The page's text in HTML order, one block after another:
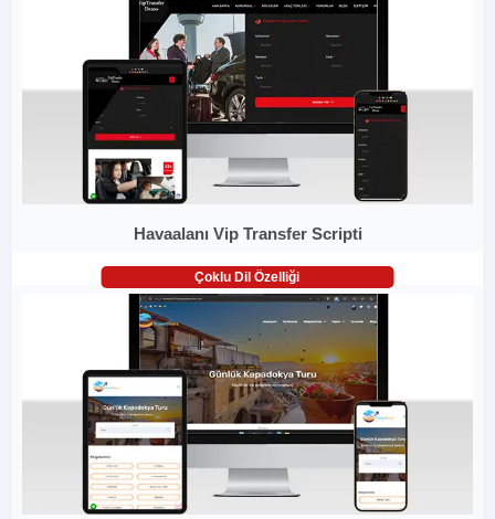
Havaalanı Vip Transfer Scripti
Çoklu Dil Özelliği